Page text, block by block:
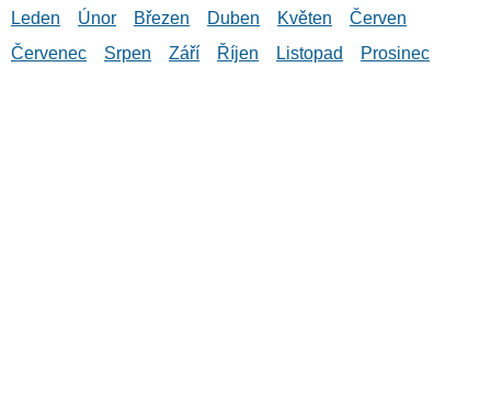
Leden Únor Březen Duben Květen
Červen
Červenec
Srpen Září Říjen Listopad Prosinec